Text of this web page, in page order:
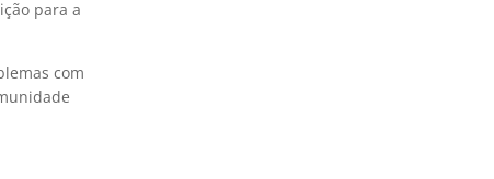
para a
com